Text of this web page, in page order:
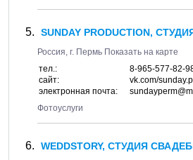
SUNDAY PRODUCTION,
Россия, г. Пермь Показать на карте
тел.:
8-965-577-82-
сайт:
vk.com/
электронная почта:
Фотоуслуги
WEDDSTORY, СТУДИЯ